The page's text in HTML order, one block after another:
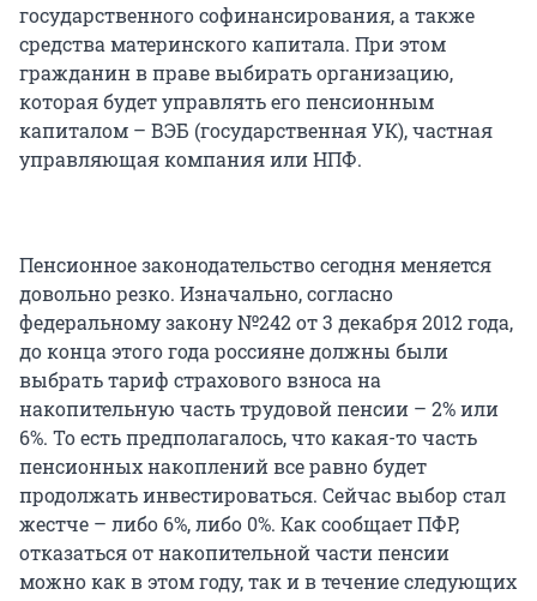
государственного софинансирования, а также
средства материнского капитала. При этом
гражданин в праве выбирать организацию,
которая будет управлять его пенсионным
капиталом – ВЭБ (государственная УК), частная
управляющая компания или НПФ.
Пенсионное законодательство сегодня меняется
довольно резко. Изначально, согласно
федеральному закону №242 от 3 декабря 2012 года,
до конца этого года россияне должны были
выбрать тариф страхового взноса на
накопительную часть трудовой пенсии – 2% или
6%. То есть предполагалось, что какая-то часть
пенсионных накоплений все равно будет
продолжать инвестироваться. Сейчас выбор стал
жестче – либо 6%, либо 0%. Как сообщает ПФР,
отказаться от накопительной части пенсии
можно как в этом году, так и в течение следующих